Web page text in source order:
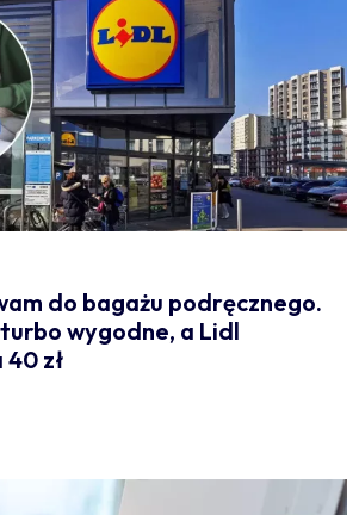
do bagażu podręcznego.
wygodne, a Lidl
zł